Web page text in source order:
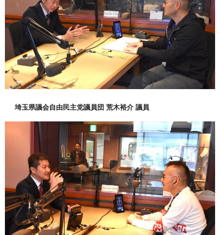
埼玉県議会自由民主党議員団 荒木裕介 議員